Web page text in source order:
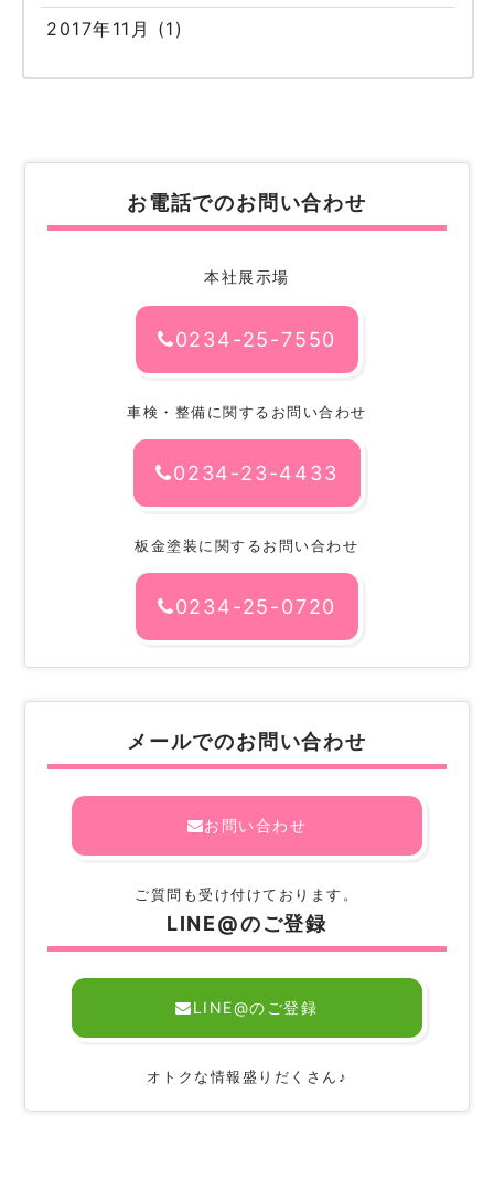
2017年11月 (1)
お電話でのお問い合わせ
本社展示場
0234-25-7550
車検・整備に関するお問い合わせ
0234-23-4433
板金塗装に関するお問い合わせ
0234-25-0720
メールでのお問い合わせ
お問い合わせ
ご質問も受け付けております。
LINE@のご登録
LINE@のご登録
オトクな情報盛りだくさん♪